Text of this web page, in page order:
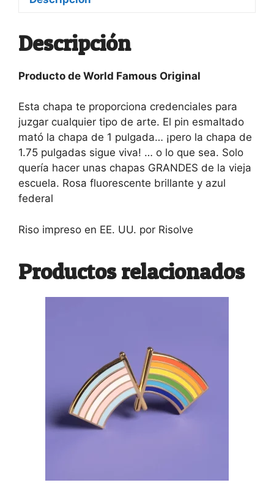
Descripción
Producto de World Famous Original
Esta chapa te proporciona credenciales para
juzgar cualquier tipo de arte. El pin esmaltado
mató la chapa de 1 pulgada… ¡pero la chapa de
1.75 pulgadas sigue viva! … o lo que sea. Solo
quería hacer unas chapas GRANDES de la vieja
escuela. Rosa fluorescente brillante y azul
federal
Riso impreso en EE. UU. por Risolve
Productos relacionados